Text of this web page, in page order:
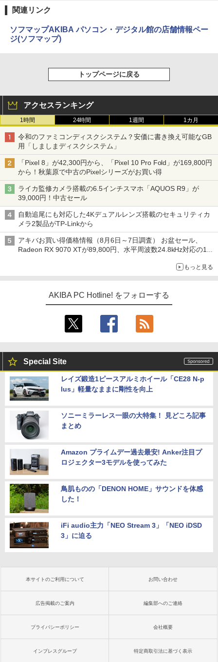
関連リンク
ソフマップAKIBA パソコン・デジタル館の店舗情報ペー
ジ(ソフマップ)
トップページに戻る
アクセスランキング
1時間 24時間 1週間 1カ月
令和のファミコンディスクシステム？安価に書き換え可能なGB
用「しましまディスクシステム」
「Pixel 8」が42,300円から、「Pixel 10 Pro Fold」が169,800円
から！秋葉原で中古のPixelシリーズがお買い得
ライカ監修カメラ搭載の6.5インチスマホ「AQUOS R9」が
39,000円！中古セール
自動追尾にも対応した4Kデュアルレンズ搭載のセキュリティカ
メラ2製品がTP-Linkから
アキバお買い得価格情報（8月6日～7日調査） お盆セール、
Radeon RX 9070 XTが89,800円、水平周波数24.8kHz対応の17
もっと見る
AKIBA PC Hotline! をフォローする
Special Site
レイズ鍛造1ピースアルミホイール「CE28 N-p
lus」軽量なままに剛性を向上
ソニーミラーレス一眼の大特集！ 見どころ記事
まとめ
Amazon プライムデー過去最安! Anker注目プ
ロジェクター3モデルを使ってみた
鳥肌ものの「DENON HOME」サウンドを体感
した！
iFi audio主力「NEO Stream 3」「NEO iDSD
3」に迫る
本サイトのご利用について お問い合わせ
広告掲載のご案内 編集部へのご連絡
プライバシーポリシー 会社概要
インプレスグループ 特定商取引法に基づく表示